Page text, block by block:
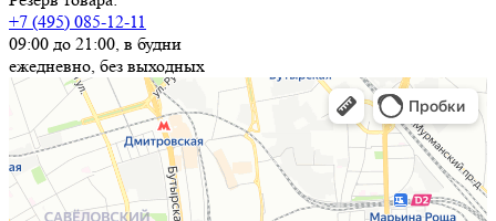
+7 (495) 085-12-11
09:00 до 21:00, в будни
ежедневно, без выходных